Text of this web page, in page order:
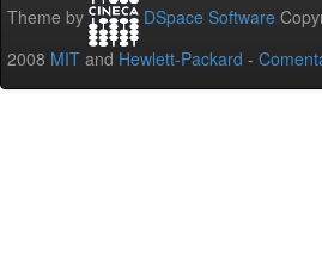
Theme by DSpace Software
2008 MIT and Hewlett-Packard -